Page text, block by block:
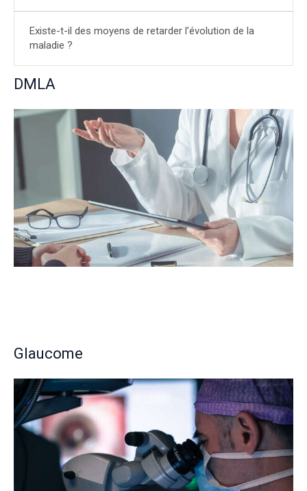
Existe-t-il des moyens de retarder l’évolution de la
maladie ?
DMLA
Glaucome